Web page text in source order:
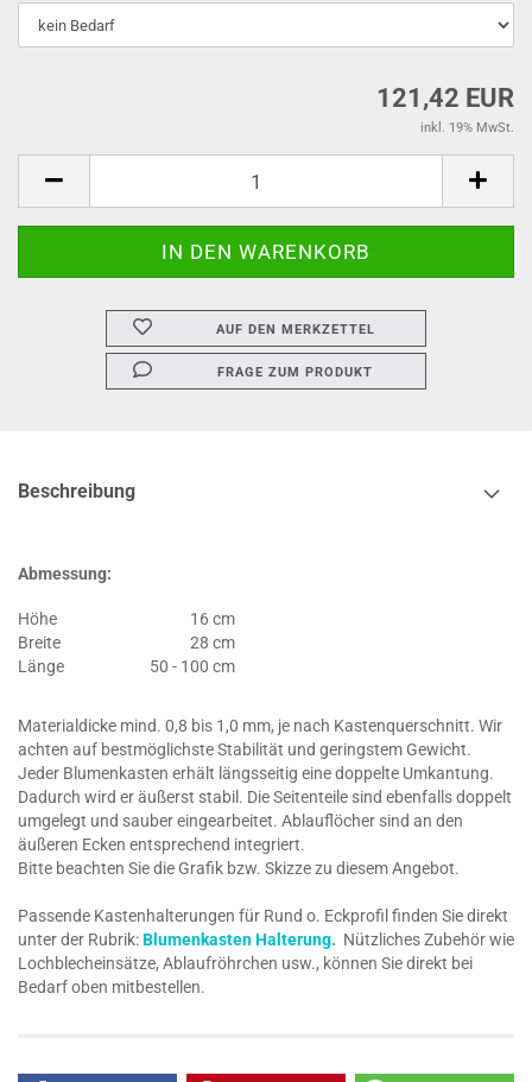
121,42 EUR
inkl. 19% MwSt.
AUF DEN MERKZETTEL
FRAGE ZUM PRODUKT
Beschreibung
Abmessung:
Höhe
16 cm
Breite
28 cm
Länge
50 - 100 cm
Materialdicke mind. 0,8 bis 1,0 mm, je nach Kastenquerschnitt. Wir
achten auf bestmöglichste Stabilität und geringstem Gewicht.
Jeder Blumenkasten erhält längsseitig eine doppelte Umkantung.
Dadurch wird er äußerst stabil. Die Seitenteile sind ebenfalls doppelt
umgelegt und sauber eingearbeitet. Ablauflöcher sind an den
äußeren Ecken entsprechend integriert.
Bitte beachten Sie die Grafik bzw. Skizze zu diesem Angebot.
Passende Kastenhalterungen für Rund o. Eckprofil finden Sie direkt
unter der Rubrik:Blumenkasten Halterung. Nützliches Zubehör wie
Lochblecheinsätze, Ablaufröhrchen usw., können Sie direkt bei
Bedarf oben mitbestellen.